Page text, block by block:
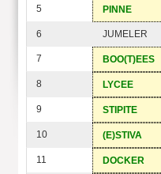
5 PINNE
6 JUMELER
7 BOO(T)EES
8 LYCEE
9 STIPITE
10 (E)STIVA
11 DOCKER